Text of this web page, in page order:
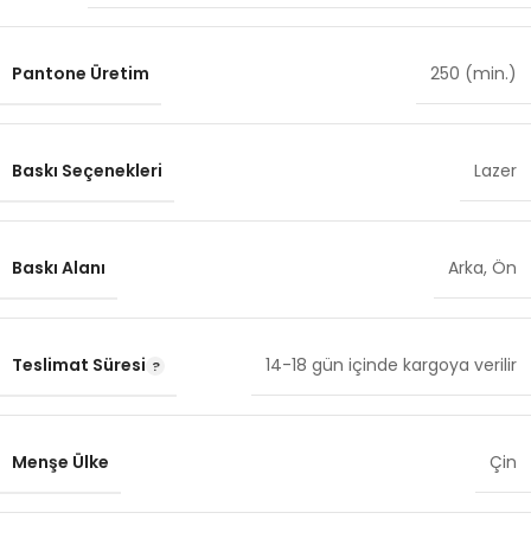
Pantone Üretim 250 (min.)
Baskı Seçenekleri Lazer
Baskı Alanı Arka, Ön
Teslimat Süresi 14-18 gün içinde kargoya verilir
Menşe Ülke Çin